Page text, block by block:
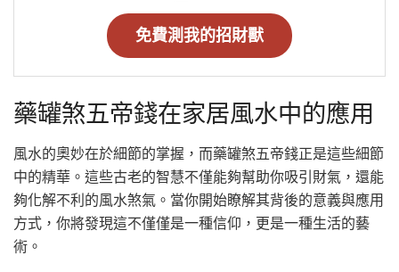
免費測我的招財獸
藥罐煞五帝錢在家居風水中的應用
風水的奧妙在於細節的掌握，而藥罐煞五帝錢正是這些細節
中的精華。這些古老的智慧不僅能夠幫助你吸引財氣，還能
夠化解不利的風水煞氣。當你開始瞭解其背後的意義與應用
方式，你將發現這不僅僅是一種信仰，更是一種生活的藝
術。